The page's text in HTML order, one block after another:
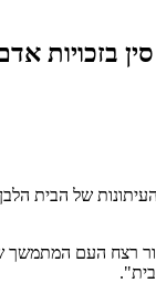
בתגובה לפגיעה של סין
לא ישלח שום נציגות דיפלומטית או